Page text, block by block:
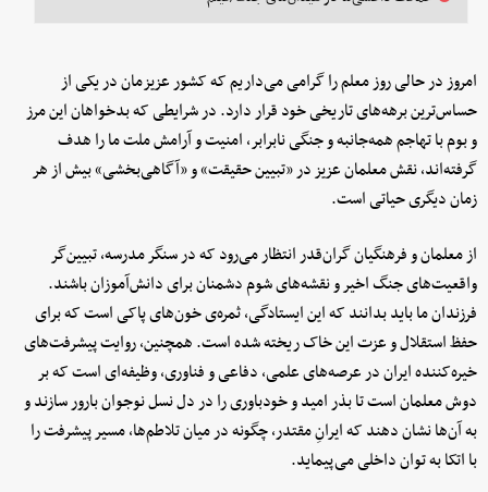
امروز در حالی روز معلم را گرامی می‌داریم که کشور عزیزمان در یکی از
حساس‌ترین برهه‌های تاریخی خود قرار دارد. در شرایطی که بدخواهان این مرز
و بوم با تهاجم همه‌جانبه و جنگی نابرابر، امنیت و آرامش ملت ما را هدف
گرفته‌اند، نقش معلمان عزیز در «تبیین حقیقت» و «آگاهی‌بخشی» بیش از هر
زمان دیگری حیاتی است.
از معلمان و فرهنگیان گران‌قدر انتظار می‌رود که در سنگر مدرسه، تبیین‌گر
واقعیت‌های جنگ اخیر و نقشه‌های شوم دشمنان برای دانش‌آموزان باشند.
فرزندان ما باید بدانند که این ایستادگی، ثمره‌ی خون‌های پاکی است که برای
حفظ استقلال و عزت این خاک ریخته شده است. همچنین، روایت پیشرفت‌های
خیره‌کننده ایران در عرصه‌های علمی، دفاعی و فناوری، وظیفه‌ای است که بر
دوش معلمان است تا بذر امید و خودباوری را در دل نسل نوجوان بارور سازند و
به آن‌ها نشان دهند که ایرانِ مقتدر، چگونه در میان تلاطم‌ها، مسیر پیشرفت را
با اتکا به توان داخلی می‌پیماید.